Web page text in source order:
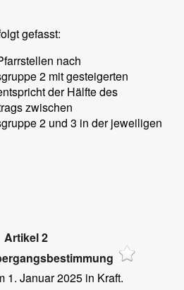
gefasst:
nach
2 mit gesteigerten
der Hälfte des
zwischen
2 und 3 in der jeweiligen
Artikel 2
1. Januar 2025 in Kraft.